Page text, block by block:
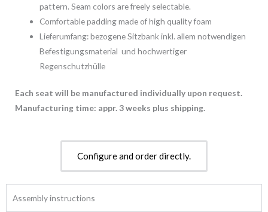
pattern. Seam colors are freely selectable.
Comfortable padding made of high quality foam
Lieferumfang: bezogene Sitzbank inkl. allem notwendigen
Befestigungsmaterial und hochwertiger
Regenschutzhülle
Each seat will be manufactured individually upon request.
Manufacturing time: appr. 3 weeks plus shipping.
Configure and order directly.
Assembly instructions